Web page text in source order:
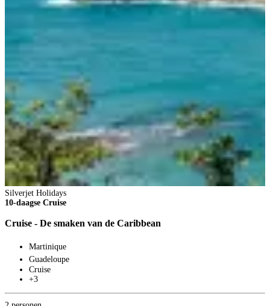
Silverjet Holidays
10-daagse Cruise
Cruise - De smaken van de Caribbean
Martinique
Guadeloupe
Cruise
+3